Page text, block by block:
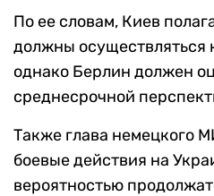
По ее словам, Киев
должны осуществляться
однако Берлин должен
среднесрочной
Также глава немецкого
боевые действия на
вероятностью